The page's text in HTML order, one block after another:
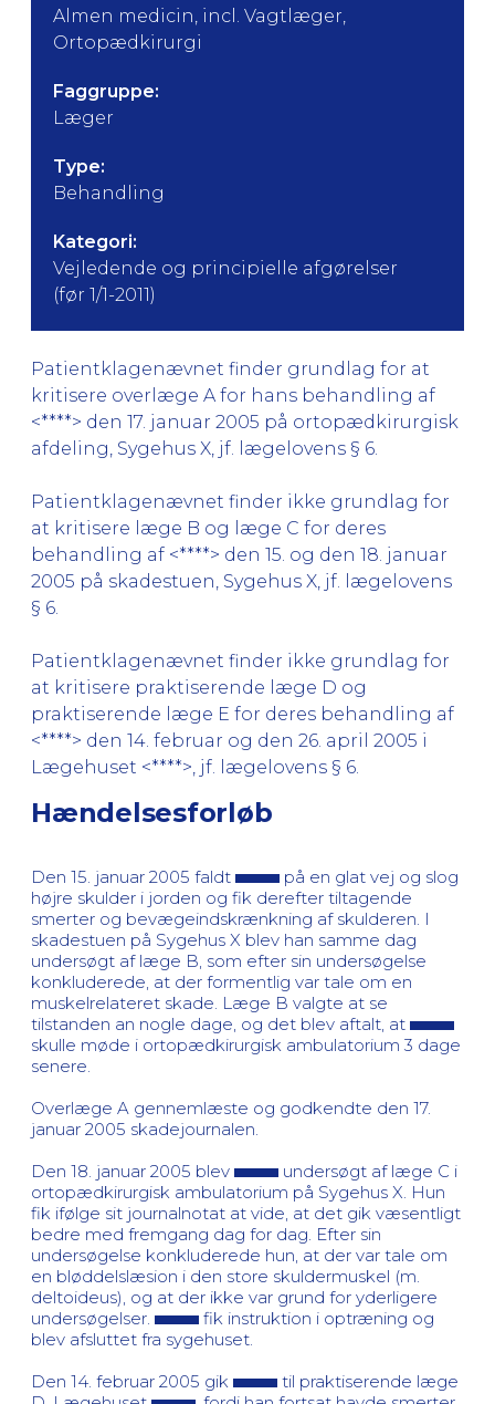
Almen medicin, incl. Vagtlæger,
Ortopædkirurgi
Faggruppe:
Læger
Type:
Behandling
Kategori:
Vejledende og principielle afgørelser
(før 1/1-2011)
Patientklagenævnet finder grundlag for at
kritisere overlæge A for hans behandling af
<****> den 17. januar 2005 på ortopædkirurgisk
afdeling, Sygehus X, jf. lægelovens § 6.
Patientklagenævnet finder ikke grundlag for
at kritisere læge B og læge C for deres
behandling af <****> den 15. og den 18. januar
2005 på skadestuen, Sygehus X, jf. lægelovens
§ 6.
Patientklagenævnet finder ikke grundlag for
at kritisere praktiserende læge D og
praktiserende læge E for deres behandling af
<****> den 14. februar og den 26. april 2005 i
Lægehuset <****>, jf. lægelovens § 6.
Hændelsesforløb
Den 15. januar 2005 faldt
på en glat vej og slog
højre skulder i jorden og fik derefter tiltagende
smerter og bevægeindskrænkning af skulderen. I
skadestuen på Sygehus X blev han samme dag
undersøgt af læge B, som efter sin undersøgelse
konkluderede, at der formentlig var tale om en
muskelrelateret skade. Læge B valgte at se
tilstanden an nogle dage, og det blev aftalt, at
skulle møde i ortopædkirurgisk ambulatorium 3 dage
senere.
Overlæge A gennemlæste og godkendte den 17.
januar 2005 skadejournalen.
Den 18. januar 2005 blev
undersøgt af læge C i
ortopædkirurgisk ambulatorium på Sygehus X. Hun
fik ifølge sit journalnotat at vide, at det gik væsentligt
bedre med fremgang dag for dag. Efter sin
undersøgelse konkluderede hun, at der var tale om
en bløddelslæsion i den store skuldermuskel (m.
deltoideus), og at der ikke var grund for yderligere
undersøgelser.
fik instruktion i optræning og
blev afsluttet fra sygehuset.
Den 14. februar 2005 gik
til praktiserende læge